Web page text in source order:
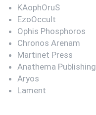
KAophOruS
EzoOccult
Ophis Phosphoros
Chronos Arenam
Martinet Press
Anathema Publishing
Aryos
Lament